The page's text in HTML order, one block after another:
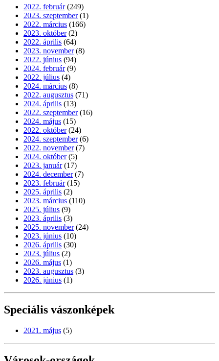
2022. február (249)
2023. szeptember (1)
2022. március (166)
2023. október (2)
2022. április (64)
2023. november (8)
2022. június (94)
2024. február (9)
2022. július (4)
2024. március (8)
2022. augusztus (71)
2024. április (13)
2022. szeptember (16)
2024. május (15)
2022. október (24)
2024. szeptember (6)
2022. november (7)
2024. október (5)
2023. január (17)
2024. december (7)
2023. február (15)
2025. április (2)
2023. március (110)
2025. július (9)
2023. április (3)
2025. november (24)
2023. június (10)
2026. április (30)
2023. július (2)
2026. május (1)
2023. augusztus (3)
2026. június (1)
Speciális vászonképek
2021. május (5)